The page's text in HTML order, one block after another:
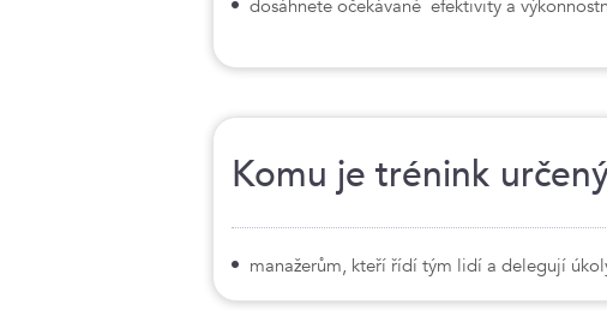
dosáhnete očekávané efektivity a
Komu je trénink
manažerům, kteří řídí tým lidí a delegují